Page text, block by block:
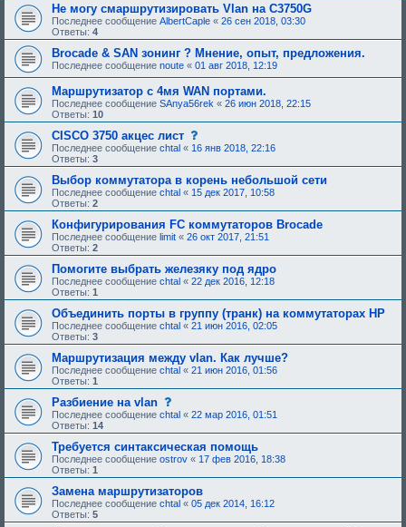
е
е
д
о
б
р
е
н
я
б
у
е
е
о
д
о
р
н
я
:
Не могу смаршрутизировать Vlan на C3750G
Последнее сообщение AlbertCaple « 26 сен 2018, 03:30
Ответы: 4
Brocade & SAN зонинг ? Мнение, опыт, предложения.
Последнее сообщение noute « 01 авг 2018, 12:19
Маршрутизатор с 4мя WAN портами.
Последнее сообщение SAnya56rek « 26 июн 2018, 22:15
Ответы: 10
CISCO 3750 акцес лист
о
о
б
щ
е
н
и
е
,
т
р
б
у
е
е
о
б
и
Последнее сообщение chtal « 16 янв 2018, 22:16
Ответы: 3
Выбор коммутатора в корень небольшой сети
Последнее сообщение chtal « 15 дек 2017, 10:58
Ответы: 2
Конфигурирования FC коммутаторов Brocade
Последнее сообщение limit « 26 окт 2017, 21:51
Ответы: 2
Помогите выбрать железяку под ядро
Последнее сообщение chtal « 22 дек 2016, 12:18
Ответы: 1
Объединить порты в группу (транк) на коммутаторах HP
Последнее сообщение chtal « 21 июн 2016, 02:05
Ответы: 3
Маршрутизация между vlan. Как лучше?
Последнее сообщение chtal « 21 июн 2016, 01:56
Ответы: 1
Разбиение на vlan
о
о
б
щ
е
н
и
е
,
т
р
Последнее сообщение chtal « 22 мар 2016, 01:51
Ответы: 14
Требуется синтаксическая помощь
Последнее сообщение ostrov « 17 фев 2016, 18:38
Ответы: 1
Замена маршрутизаторов
Последнее сообщение chtal « 05 дек 2014, 16:12
Ответы: 5